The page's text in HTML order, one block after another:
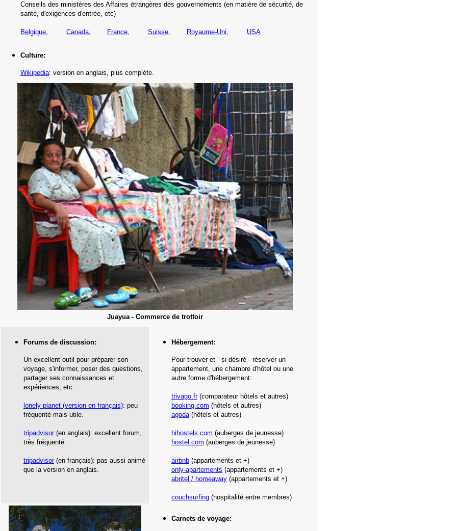
Conseils des ministères des Affaires étrangères des gouvernements (en matière de sécurité, de
santé, d'exigences d'entrée, etc)
Belgique, Canada, France, Suisse, Royaume-Uni, USA
Culture:
Wikipedia: version en anglais, plus complète.
Juayua - Commerce de trottoir
Forums de discussion:
Un excellent outil pour préparer son
voyage, s'informer, poser des questions,
partager ses connaissances et
expériences, etc.
onely planet (version en français): peu
fréquenté mais utile.
tripadvisor(en anglais): excellent forum,
très fréquenté.
tripadvisor(en français): pas aussi animé
que la version en anglais.
Hébergement:
Pour trouver et - si désiré - réserver un
appartement, une chambre d'hôtel ou une
autre forme d'hébergement:
trivago.fr(comparateur hôtels et autres)
booking.com (hôtels et autres)
agoda(hôtels et autres)
hihostels.com (auberges de jeunesse)
hostel.com (auberges de jeunesse)
airbnb (appartements et +)
only-apartements (appartements et +)
abritel / homeaway (appartements et +)
couchsurfing (hospitalité entre membres)
Carnets de voyage: